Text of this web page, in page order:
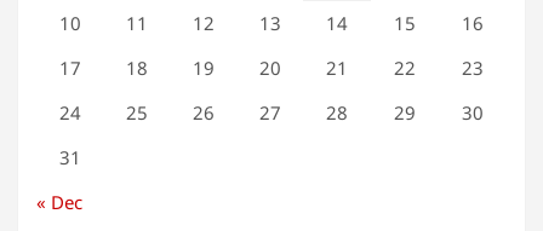
10
11 12 13 14 15
16
17
18 19 20 21 22
23
24
25 26 27 28 29
30
31
« Dec